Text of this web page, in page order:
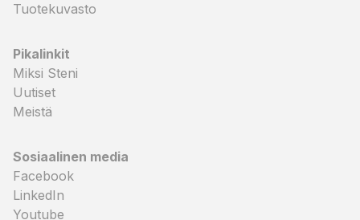
Tuotekuvasto
Pikalinkit
Miksi Steni
Uutiset
Meistä
Sosiaalinen media
Facebook
LinkedIn
Youtube